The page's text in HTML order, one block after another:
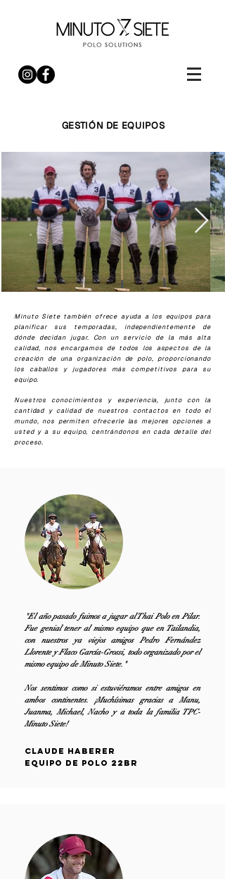
GESTIÓN DE EQUIPOS
Minuto Siete también ofrece ayuda a los equipos para
planificar sus temporadas, independientemente de
dónde decidan jugar. Con un servicio de la más alta
calidad, nos encargamos de todos los aspectos de la
creación de una organización de polo, proporcionando
los caballos y jugadores más competitivos para su
equipo.
Nuestros conocimientos y experiencia, junto con la
cantidad y calidad de nuestros contactos en todo el
mundo, nos permiten ofrecerle las mejores opciones a
usted y a su equipo, centrándonos en cada detalle del
proceso.
"El año pasado fuimos a jugar al Thai Polo en Pilar.
Fue genial tener al mismo equipo que en Tailandia,
con nuestros ya viejos amigos Pedro Fernández
Llorente y Flaco García-Grossi, todo organizado por el
mismo equipo de Minuto Siete."
Nos sentimos como si estuviéramos entre amigos en
ambos continentes. ¡Muchísimas gracias a Manu,
Juanma, Michael, Nacho y a toda la familia TPC-
Minuto Siete!
Claude Haberer
Equipo de polo 22BR